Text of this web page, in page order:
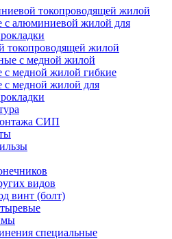
токопроводящей жилой
с алюминиевой жилой для
токопроводящей жилой
с медной жилой
с медной жилой гибкие
с медной жилой для
СИП
видов
винт (болт)
специальные